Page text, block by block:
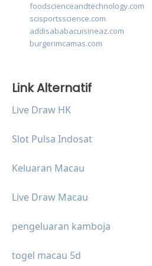
foodscienceandtechnology.com
scisportsscience.com
addisababacuisineaz.com
burgerimcamas.com
Link Alternatif
Live Draw HK
Slot Pulsa Indosat
Keluaran Macau
Live Draw Macau
pengeluaran kamboja
togel macau 5d